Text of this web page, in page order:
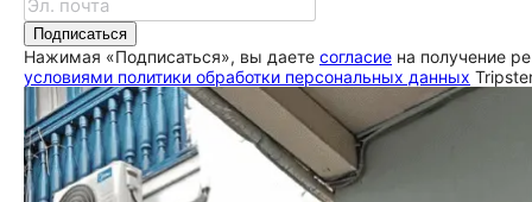
ещё
Подписаться
Нажимая «Подписаться», вы даете согласие на получение
условиями политики обработки персональных данных